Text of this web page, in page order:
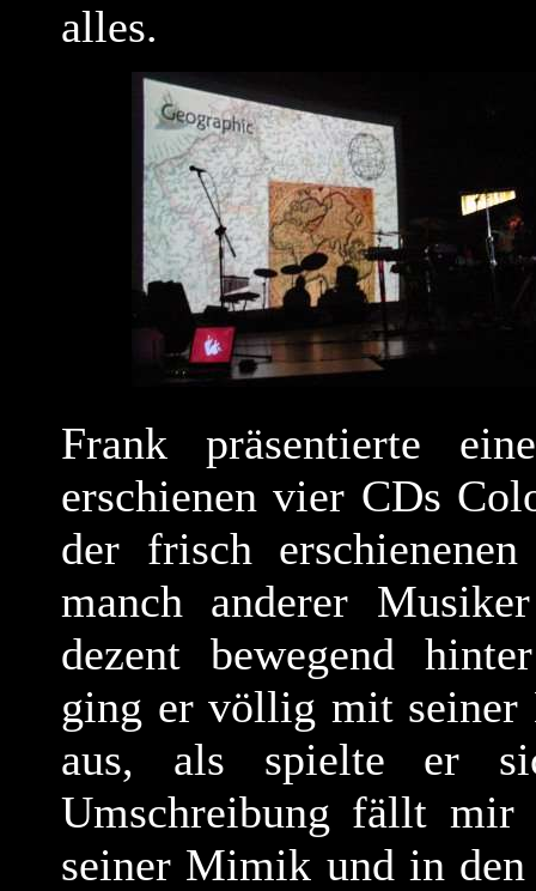
alles.
Frank präsentierte
erschienen vier CDs
der frisch
manch anderer
dezent bewegend
ging er völlig mit seiner
aus, als spielte er
Umschreibung fällt
seiner Mimik und in den